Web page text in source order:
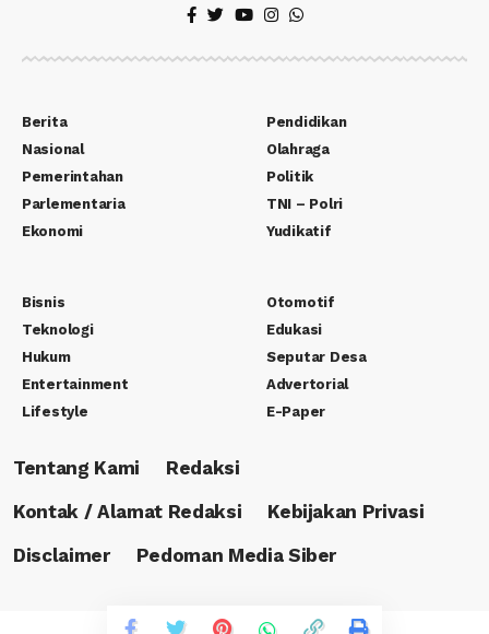
Berita
Nasional
Pemerintahan
Parlementaria
Ekonomi
Pendidikan
Olahraga
Politik
TNI – Polri
Yudikatif
Bisnis
Teknologi
Hukum
Entertainment
Lifestyle
Otomotif
Edukasi
Seputar Desa
Advertorial
E-Paper
Tentang Kami
Redaksi
Kontak / Alamat Redaksi
Kebijakan Privasi
Disclaimer
Pedoman Media Siber